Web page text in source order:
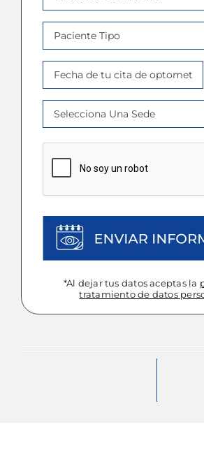
*
Paciente
Tipo
Fecha
Cita
AAAA
barra
MM
Sede
*
*Al dejar tus datos aceptas la
tratamiento de datos